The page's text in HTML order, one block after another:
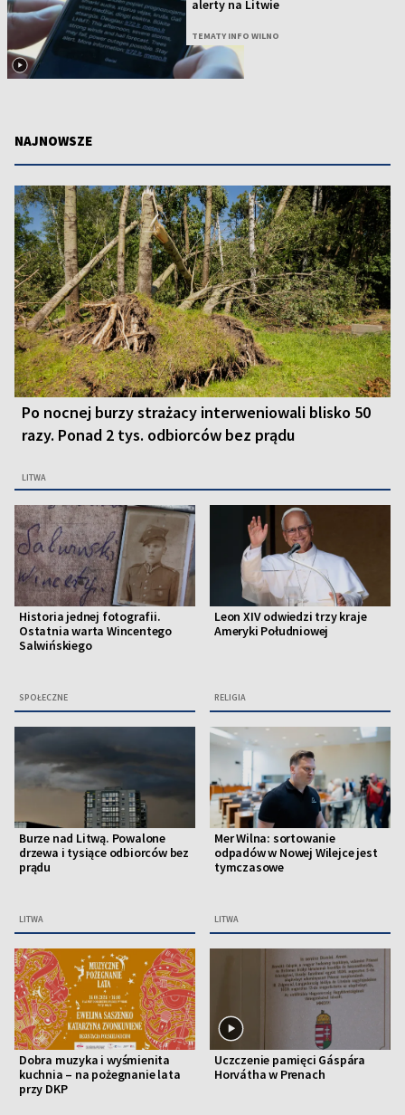
alerty na Litwie
TEMATY INFO WILNO
NAJNOWSZE
Po nocnej burzy strażacy interweniowali blisko 50
razy. Ponad 2 tys. odbiorców bez prądu
LITWA
Historia jednej fotografii.
Ostatnia warta Wincentego
Salwińskiego
SPOŁECZNE
Leon XIV odwiedzi trzy kraje
Ameryki Południowej
RELIGIA
Burze nad Litwą. Powalone
drzewa i tysiące odbiorców bez
prądu
LITWA
Mer Wilna: sortowanie
odpadów w Nowej Wilejce jest
tymczasowe
LITWA
Dobra muzyka i wyśmienita
kuchnia – na pożegnanie lata
przy DKP
Uczczenie pamięci Gáspára
Horvátha w Prenach